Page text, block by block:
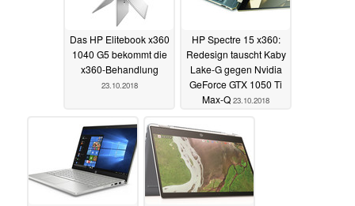
Das HP Elitebook x360
1040 G5 bekommt die
x360-Behandlung
23.10.2018
HP Spectre 15 x360:
Redesign tauscht Kaby
Lake-G gegen Nvidia
GeForce GTX 1050 Ti
Max-Q 23.10.2018